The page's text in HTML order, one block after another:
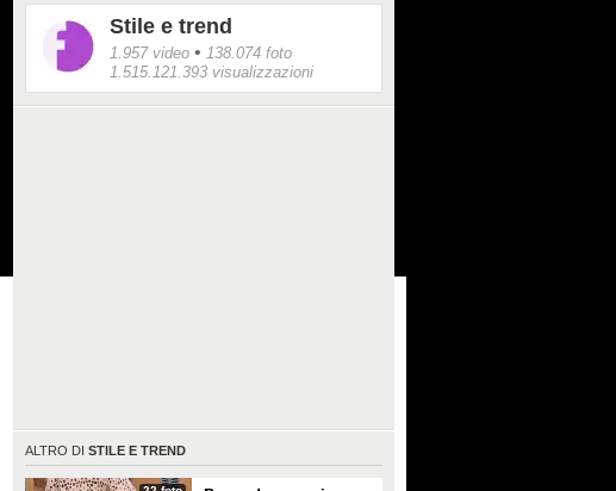
Stile e trend
1.957 video • 138.074 foto
1.515.121.393 visualizzazioni
ALTRO DI STILE E TREND